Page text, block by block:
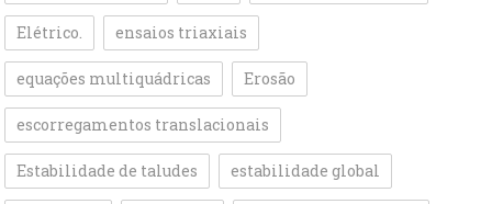
Elétrico. ensaios triaxiais
equações multiquádricas Erosão
escorregamentos translacionais
Estabilidade de taludes estabilidade global